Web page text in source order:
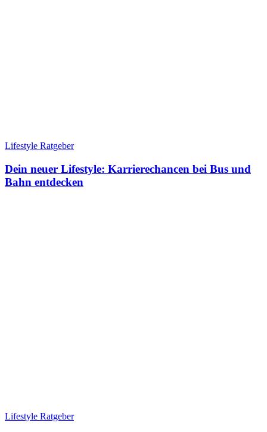
Lifestyle Ratgeber
Dein neuer Lifestyle: Karrierechancen bei Bus und
Bahn entdecken
Lifestyle Ratgeber